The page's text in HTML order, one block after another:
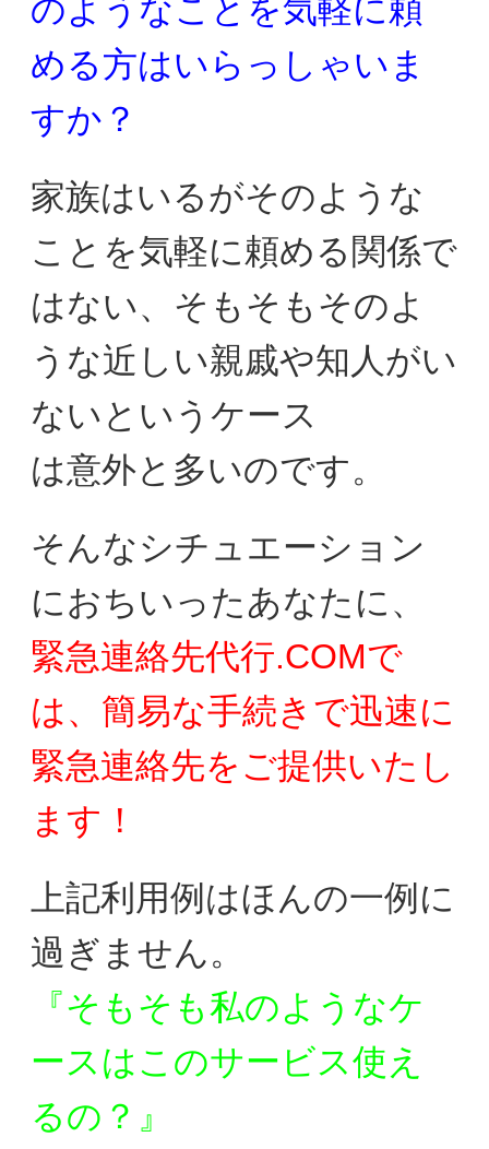
のようなことを気軽に頼
める方はいらっしゃいま
すか？
家族はいるがそのような
ことを気軽に頼める関係で
はない、 そもそもそのよ
うな近しい親戚や知人がい
ないというケース
は意外と多いのです。
そんなシチュエーション
におちいったあなたに、
緊急連絡先代行.COMで
は、簡易な手続きで迅速に
緊急連絡先をご提供いたし
ます！
上記利用例はほんの一例に
過ぎません。
『そもそも私のようなケ
ースはこのサービス使え
るの？』